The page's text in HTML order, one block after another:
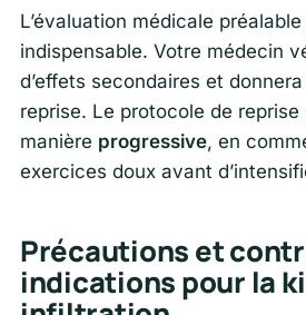
L’évaluation médicale
indispensable. Votre médecin
d’effets secondaires et
reprise. Le protocole de
manière progressive, en
exercices doux avant
Précautions et
indications pour la